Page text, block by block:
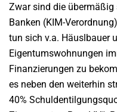
Zwar sind die übermäßig
Banken (KIM-
tun sich v.a. Häuslbauer
Eigentumswohnungen
Finanzierungen zu
es neben den weiterhin
40%